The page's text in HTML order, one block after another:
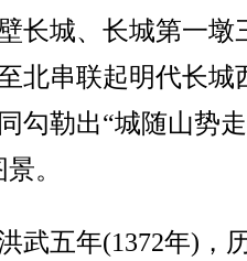
长城、长城第一墩
北串联起明代长城
勾勒出“城随山势
。
五年(1372年)，